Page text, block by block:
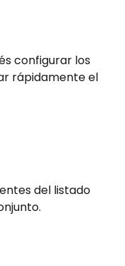
configurar los
rápidamente el
del listado